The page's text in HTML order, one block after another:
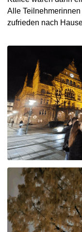
Alle
zufrieden nach